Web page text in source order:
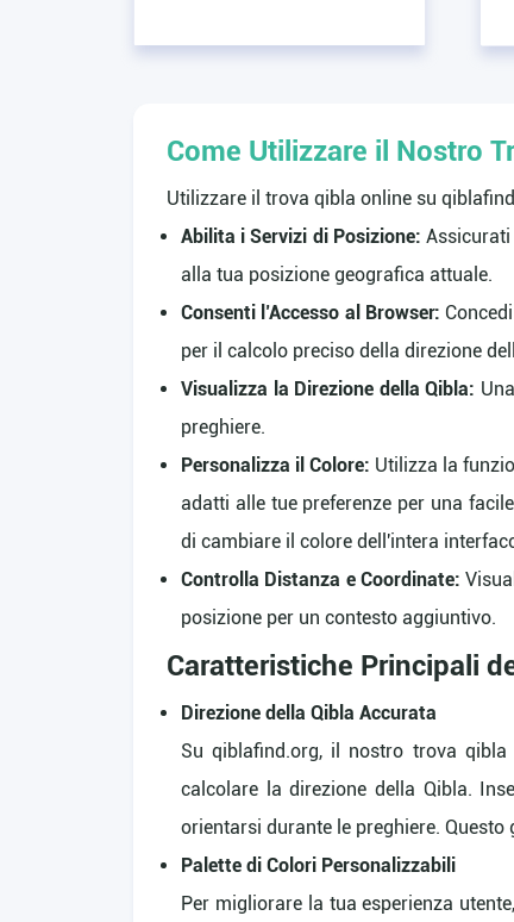
Come Utilizzare il Nostro
Utilizzare il trova qibla online su
Abilita i Servizi di Posizione:
alla tua posizione geografica attuale.
Consenti l’Accesso al Browser:
per il calcolo preciso della direzione
Visualizza la Direzione della Qibla:
preghiere.
Personalizza il Colore: Utilizza la
adatti alle tue preferenze per una
di cambiare il colore dell'intera
Controlla Distanza e Coordinate:
posizione per un contesto aggiuntivo.
Caratteristiche Principali
Direzione della Qibla Accurata
Su qiblafind.org, il nostro trova
calcolare la direzione della Qibla.
orientarsi durante le preghiere.
Palette di Colori Personalizzabili
Per migliorare la tua esperienza